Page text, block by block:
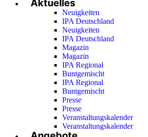
Aktuelles
Neuigkeiten
IPA Deutschland
Neuigkeiten
IPA Deutschland
Magazin
Magazin
IPA Regional
Buntgemischt
IPA Regional
Buntgemischt
Presse
Presse
Veranstaltungskalender
Veranstaltungskalender